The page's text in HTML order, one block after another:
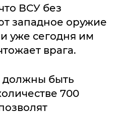
ВСУ без
западное оружие
уже сегодня им
врага.
быть
700